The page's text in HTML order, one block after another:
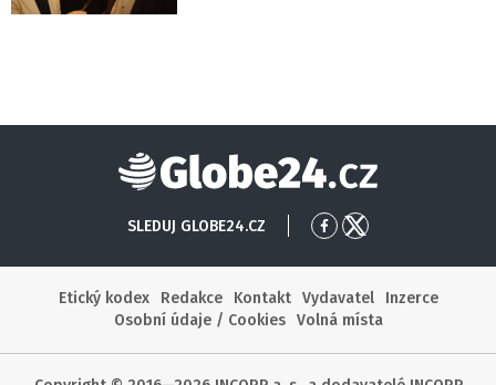
Globe24
SLEDUJ GLOBE24.CZ
Přejít
Facebook
Přejít
X
Etický kodex
Redakce Kontakt Vydavatel
Inzerce
Osobní údaje / Cookies
Volná místa